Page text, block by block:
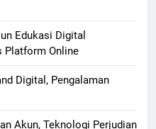
Edukasi Digital
Platform Online
Digital, Pengalaman
Akun, Teknologi Perjudian